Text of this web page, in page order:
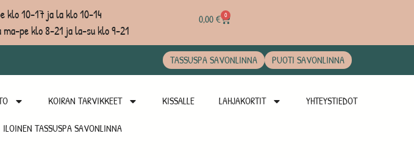
klo 10-17 ja la klo 10-14
ma-pe klo 8-21 ja la-su klo 9-21
0,00€ 0
TASSUSPA SAVONLINNA PUOTI SAVONLINNA
KOIRAN TARVIKKEET KISSALLE LAHJAKORTIT YHTEYSTIEDOT
ILOINEN TASSUSPA SAVONLINNA